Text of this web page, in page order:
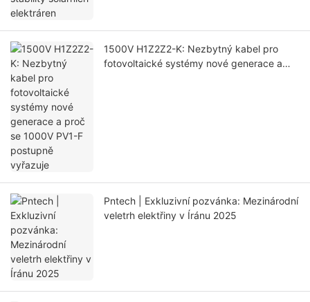
1500V H1Z2Z2-K: Nezbytný kabel pro
fotovoltaické systémy nové generace a
Pntech | Exkluzivní pozvánka: Mezinárodní
veletrh elektřiny v Íránu 2025